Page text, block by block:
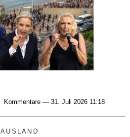
Kommentare — 31. Juli 2026 11:18
AUSLAND